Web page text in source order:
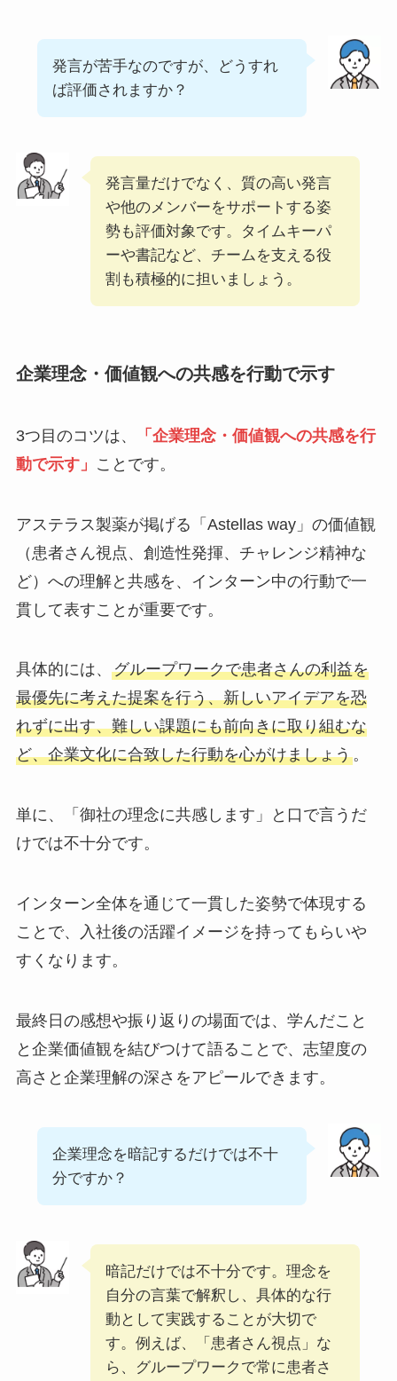
発言が苦手なのですが、どうすれ
ば評価されますか？
発言量だけでなく、質の高い発言
や他のメンバーをサポートする姿
勢も評価対象です。タイムキーパ
ーや書記など、チームを支える役
割も積極的に担いましょう。
企業理念・価値観への共感を行動で示す
3つ目のコツは、
「企業理念・価値観への共感を行
動で示す」 ことです。
アステラス製薬が掲げる「Astellas way」の価値観
（患者さん視点、創造性発揮、チャレンジ精神な
ど）への理解と共感を、インターン中の行動で一
貫して表すことが重要です。
具体的には、 グループワークで患者さんの利益を
最優先に考えた提案を行う、新しいアイデアを恐
れずに出す、難しい課題にも前向きに取り組むな
ど、企業文化に合致した行動を心がけましょう。
単に、「御社の理念に共感します」と口で言うだ
けでは不十分です。
インターン全体を通じて一貫した姿勢で体現する
ことで、入社後の活躍イメージを持ってもらいや
すくなります。
最終日の感想や振り返りの場面では、学んだこと
と企業価値観を結びつけて語ることで、志望度の
高さと企業理解の深さをアピールできます。
企業理念を暗記するだけでは不十
分ですか？
暗記だけでは不十分です。理念を
自分の言葉で解釈し、具体的な行
動として実践することが大切で
す。例えば、「患者さん視点」な
ら、グループワークで常に患者さ